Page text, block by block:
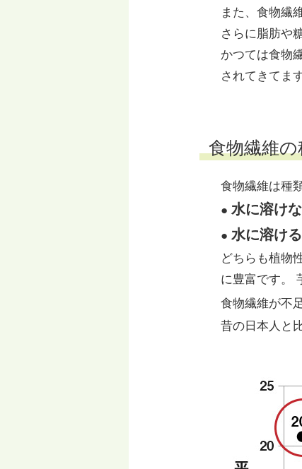
また、食物繊
さらに脂肪や
かつては食物
されてきてます
食物繊維
食物繊維は種
● 水に溶け
● 水に溶け
どちらも植物
に豊富です。
食物繊維が不
昔の日本人と